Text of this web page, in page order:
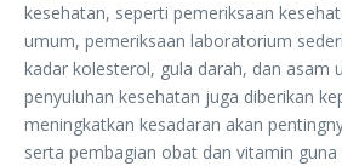
kesehatan, seperti pemeriksaan
umum, pemeriksaan laboratorium
kadar kolesterol, gula darah, dan asam
penyuluhan kesehatan juga diberikan
meningkatkan kesadaran akan
serta pembagian obat dan vitamin